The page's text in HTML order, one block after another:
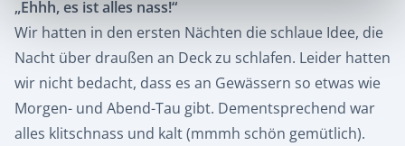
„Ehhh, es ist alles nass!“
Wir hatten in den ersten Nächten die schlaue Idee, die
Nacht über draußen an Deck zu schlafen. Leider hatten
wir nicht bedacht, dass es an Gewässern so etwas wie
Morgen- und Abend-Tau gibt. Dementsprechend war
alles klitschnass und kalt (mmmh schön gemütlich).